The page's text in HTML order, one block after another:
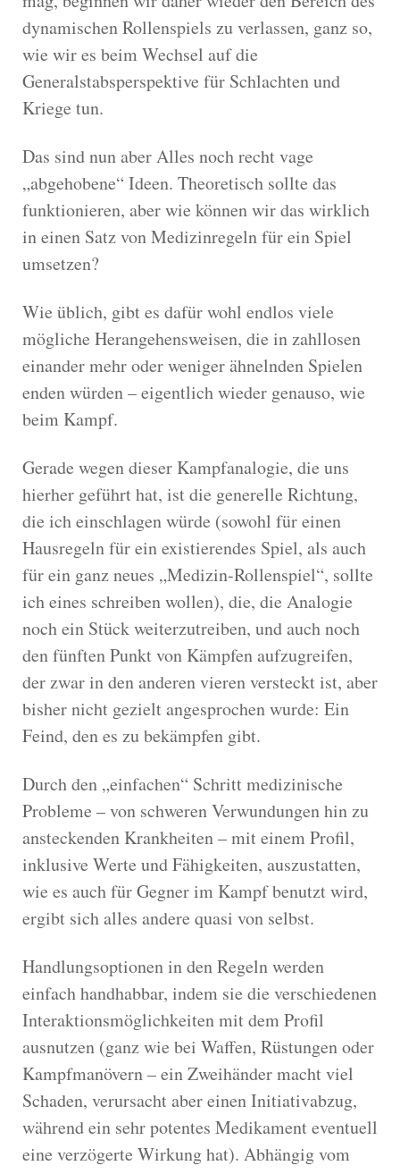
dynamischen Rollenspiels zu verlassen, ganz so,
wie wir es beim Wechsel auf die
Generalstabsperspektive für Schlachten und
Kriege tun.
Das sind nun aber Alles noch recht vage
„abgehobene“ Ideen. Theoretisch sollte das
funktionieren, aber wie können wir das wirklich
in einen Satz von Medizinregeln für ein Spiel
umsetzen?
Wie üblich, gibt es dafür wohl endlos viele
mögliche Herangehensweisen, die in zahllosen
einander mehr oder weniger ähnelnden Spielen
enden würden – eigentlich wieder genauso, wie
beim Kampf.
Gerade wegen dieser Kampfanalogie, die uns
hierher geführt hat, ist die generelle Richtung,
die ich einschlagen würde (sowohl für einen
Hausregeln für ein existierendes Spiel, als auch
für ein ganz neues „Medizin-Rollenspiel“, sollte
ich eines schreiben wollen), die, die Analogie
noch ein Stück weiterzutreiben, und auch noch
den fünften Punkt von Kämpfen aufzugreifen,
der zwar in den anderen vieren versteckt ist, aber
bisher nicht gezielt angesprochen wurde: Ein
Feind, den es zu bekämpfen gibt.
Durch den „einfachen“ Schritt medizinische
Probleme – von schweren Verwundungen hin zu
ansteckenden Krankheiten – mit einem Profil,
inklusive Werte und Fähigkeiten, auszustatten,
wie es auch für Gegner im Kampf benutzt wird,
ergibt sich alles andere quasi von selbst.
Handlungsoptionen in den Regeln werden
einfach handhabbar, indem sie die verschiedenen
Interaktionsmöglichkeiten mit dem Profil
ausnutzen (ganz wie bei Waffen, Rüstungen oder
Kampfmanövern – ein Zweihänder macht viel
Schaden, verursacht aber einen Initiativabzug,
während ein sehr potentes Medikament eventuell
eine verzögerte Wirkung hat). Abhängig vom